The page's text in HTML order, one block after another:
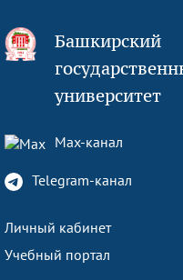
Башкирский
университет
Max-канал
Telegram-канал
Личный кабинет
Учебный портал